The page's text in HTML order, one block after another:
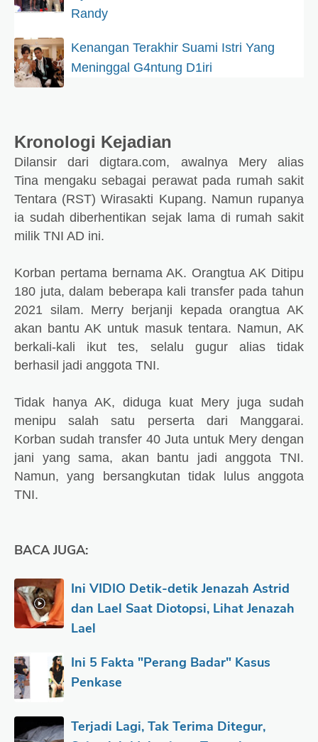
Randy
Kenangan Terakhir Suami Istri Yang
Meninggal G4ntung D1iri
Kronologi Kejadian
Dilansir dari digtara.com, awalnya Mery alias
Tina mengaku sebagai perawat pada rumah sakit
Tentara (RST) Wirasakti Kupang. Namun rupanya
ia sudah diberhentikan sejak lama di rumah sakit
milik TNI AD ini.
Korban pertama bernama AK. Orangtua AK Ditipu
180 juta, dalam beberapa kali transfer pada tahun
2021 silam. Merry berjanji kepada orangtua AK
akan bantu AK untuk masuk tentara. Namun, AK
berkali-kali ikut tes, selalu gugur alias tidak
berhasil jadi anggota TNI.
Tidak hanya AK, diduga kuat Mery juga sudah
menipu salah satu perserta dari Manggarai.
Korban sudah transfer 40 Juta untuk Mery dengan
jani yang sama, akan bantu jadi anggota TNI.
Namun, yang bersangkutan tidak lulus anggota
TNI.
BACA JUGA:
Ini VIDIO Detik-detik Jenazah Astrid
dan Lael Saat Diotopsi, Lihat Jenazah
Lael
Ini 5 Fakta "Perang Badar" Kasus
Penkase
Terjadi Lagi, Tak Terima Ditegur,